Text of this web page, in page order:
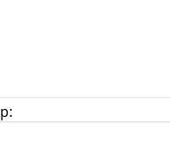
Ветеринария